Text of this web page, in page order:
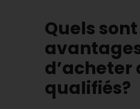
Quels
d’acheter
qualifiés?